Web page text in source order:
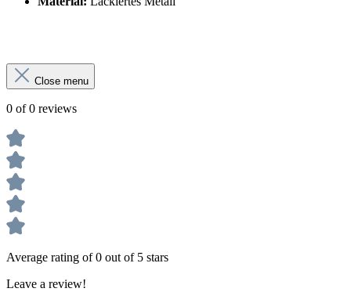
Close menu
0 of 0 reviews
Average rating of 0 out of 5 stars
Leave a review!